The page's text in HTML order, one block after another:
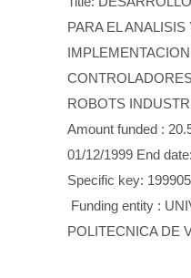
PARA EL ANALISIS
ROBOTS
Amount funded :
01/12/1999 End
Specific key:
Funding entity :
POLITECNICA DE